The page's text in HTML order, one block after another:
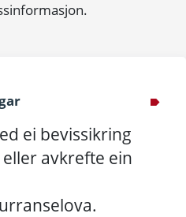
ei bevissikring
avkrefte ein